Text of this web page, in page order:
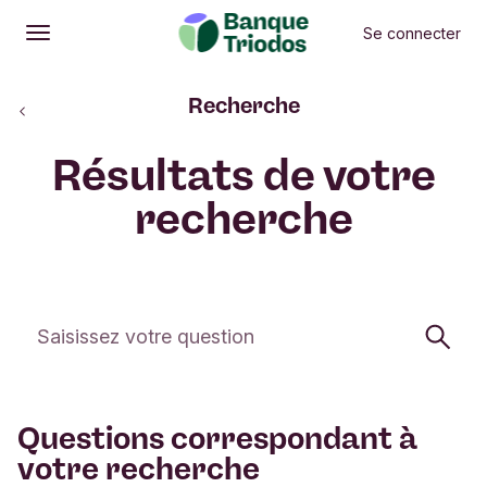
Ouvrir
Menu principal Se connecter
contact
Résultats de votre
recherche
Recherche
Cherchez
Questions correspondant à
votre recherche